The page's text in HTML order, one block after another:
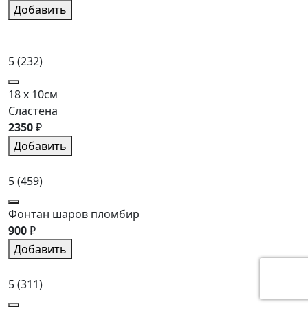
Добавить
5(232)
18 x 10см
Сластена
2350₽
Добавить
5(459)
Фонтан шаров пломбир
900₽
Добавить
5(311)